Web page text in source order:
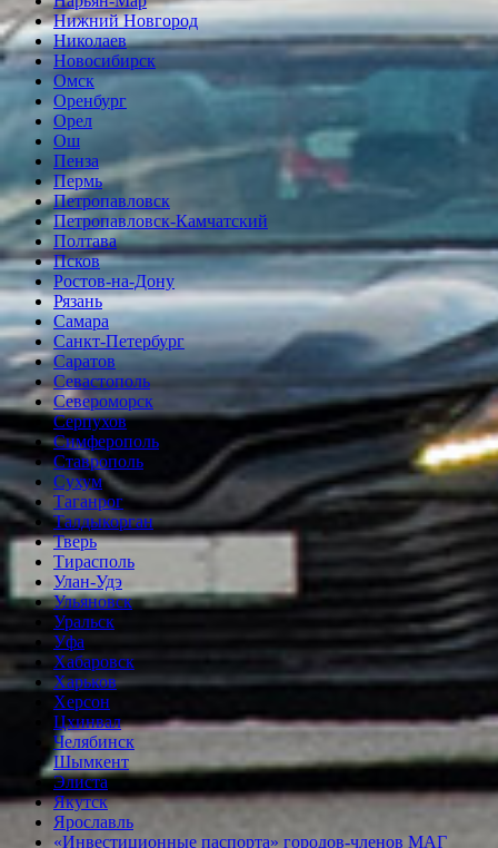
Нижний Новгород
Николаев
Новосибирск
Омск
Оренбург
Орел
Ош
Пенза
Пермь
Петропавловск
Петропавловск-Камчатский
Полтава
Псков
Ростов-на-Дону
Рязань
Самара
Санкт-Петербург
Саратов
Севастополь
Североморск
Серпухов
Симферополь
Ставрополь
Сухум
Таганрог
Tалдыкорган
Тверь
Тирасполь
Улан-Удэ
Ульяновск
Уральск
Уфа
Хабаровск
Харьков
Херсон
Цхинвал
Челябинск
Шымкент
Элиста
Якутск
Ярославль
«Инвестиционные паспорта» городов-членов МАГ